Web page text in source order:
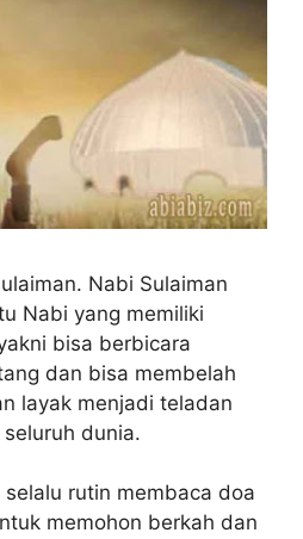
Nabi Sulaiman
Nabi yang memiliki
bisa berbicara
dan bisa membelah
layak menjadi teladan
dunia.
rutin membaca doa
memohon berkah dan